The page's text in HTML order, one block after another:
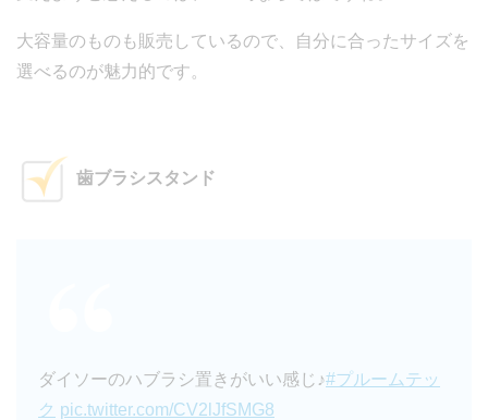
大容量のものも販売しているので、自分に合ったサイズを
選べるのが魅力的です。
歯ブラシスタンド
ダイソーのハブラシ置きがいい感じ♪#プルームテッ
ク pic.twitter.com/CV2lJfSMG8